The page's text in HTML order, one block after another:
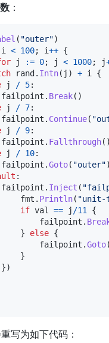
：
( "outer")
i < 100; i++ {
j := 0; j < 1000; j
rand . Intn( j ) + i {
j / 5:
. Break( )
j / 7:
. Continue(
j / 9:
. Fallthrough( )
j / 10:
.Goto( "outer")
:
. Inject (
fmt
. Println( "unit-
if val == j/11 {
failpoint
.
}
else {
failpoint
.Goto(
}
})
写为如下代码：